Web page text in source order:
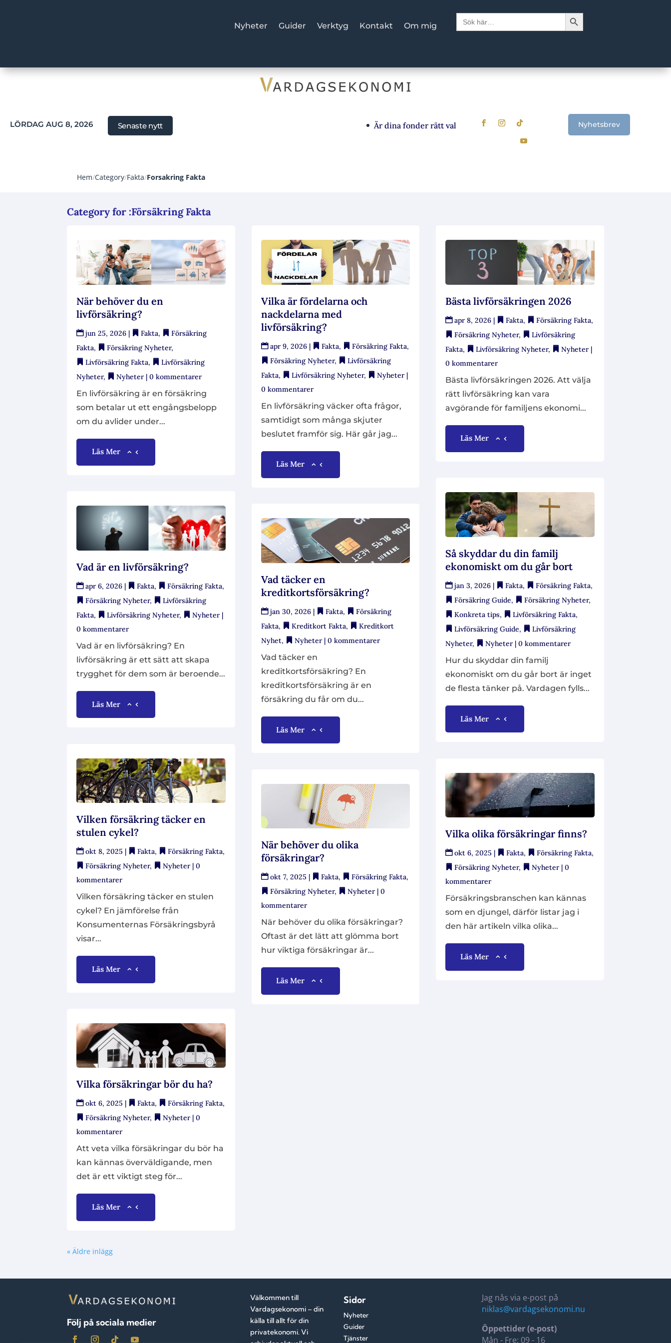
Nyheter Guider Verktyg Kontakt Om mig
Sök
efter:
Sökknapp
LÖRDAG AUG 8, 2026 Senaste nytt Är dina fonder rätt val? Signalerna som visar när det är dags att se över sparandet
Nyhetsbrev
Hem/Category/Fakta/Forsakring Fakta
Category for :Försäkring Fakta
När behöver du en
livförsäkring?
jun 25, 2026 | Fakta,
Försäkring
Fakta, Försäkring Nyheter,
Livförsäkring Fakta,
Livförsäkring
Nyheter, Nyheter| 0 kommentarer
En livförsäkring är en försäkring
som betalar ut ett engångsbelopp
om du avlider under...
Läs Mer
Vad är en livförsäkring?
apr 6, 2026 | Fakta, Försäkring Fakta,
Försäkring Nyheter,
Livförsäkring
Fakta, Livförsäkring Nyheter, Nyheter|
0 kommentarer
Vad är en livförsäkring? En
livförsäkring är ett sätt att skapa
trygghet för dem som är beroende...
Läs Mer
Vilken försäkring täcker en
stulen cykel?
okt 8, 2025 | Fakta, Försäkring Fakta,
Försäkring Nyheter, Nyheter| 0
kommentarer
Vilken försäkring täcker en stulen
cykel? En jämförelse från
Konsumenternas Försäkringsbyrå
visar...
Läs Mer
Vilka försäkringar bör du ha?
okt 6, 2025 | Fakta, Försäkring Fakta,
Försäkring Nyheter, Nyheter| 0
kommentarer
Att veta vilka försäkringar du bör ha
kan kännas överväldigande, men
det är ett viktigt steg för...
Läs Mer
Vilka är fördelarna och
nackdelarna med
livförsäkring?
apr 9, 2026| Fakta, Försäkring Fakta,
Försäkring Nyheter,
Livförsäkring
Fakta, Livförsäkring Nyheter, Nyheter|
0 kommentarer
En livförsäkring väcker ofta frågor,
samtidigt som många skjuter
beslutet framför sig. Här går jag...
Läs Mer
Vad täcker en
kreditkortsförsäkring?
jan 30, 2026| Fakta,
Försäkring
Fakta, Kreditkort Fakta,
Kreditkort
Nyhet, Nyheter| 0 kommentarer
Vad täcker en
kreditkortsförsäkring? En
kreditkortsförsäkring är en
försäkring du får om du...
Läs Mer
När behöver du olika
försäkringar?
okt 7, 2025 | Fakta, Försäkring Fakta,
Försäkring Nyheter, Nyheter| 0
kommentarer
När behöver du olika försäkringar?
Oftast är det lätt att glömma bort
hur viktiga försäkringar är...
Läs Mer
Bästa livförsäkringen 2026
apr 8, 2026| Fakta, Försäkring Fakta,
Försäkring Nyheter,
Livförsäkring
Fakta, Livförsäkring Nyheter, Nyheter|
0 kommentarer
Bästa livförsäkringen 2026. Att välja
rätt livförsäkring kan vara
avgörande för familjens ekonomi...
Läs Mer
Så skyddar du din familj
ekonomiskt om du går bort
jan 3, 2026| Fakta, Försäkring Fakta,
Försäkring Guide, Försäkring Nyheter,
Konkreta tips, Livförsäkring Fakta,
Livförsäkring Guide,
Livförsäkring
Nyheter, Nyheter| 0 kommentarer
Hur du skyddar din familj
ekonomiskt om du går bort är inget
de flesta tänker på. Vardagen fylls...
Läs Mer
Vilka olika försäkringar finns?
okt 6, 2025 | Fakta, Försäkring Fakta,
Försäkring Nyheter, Nyheter| 0
kommentarer
Försäkringsbranschen kan kännas
som en djungel, därför listar jag i
den här artikeln vilka olika...
Läs Mer
« Äldre inlägg
Följ på sociala medier
Välkommen till
Vardagsekonomi – din
källa till allt för din
privatekonomi. Vi
Sidor
Nyheter
Guider
Tjänster
Jag nås via e-post på
niklas@vardagsekonomi.nu
Öppettider (e-post)
Mån - Fre: 09 - 16